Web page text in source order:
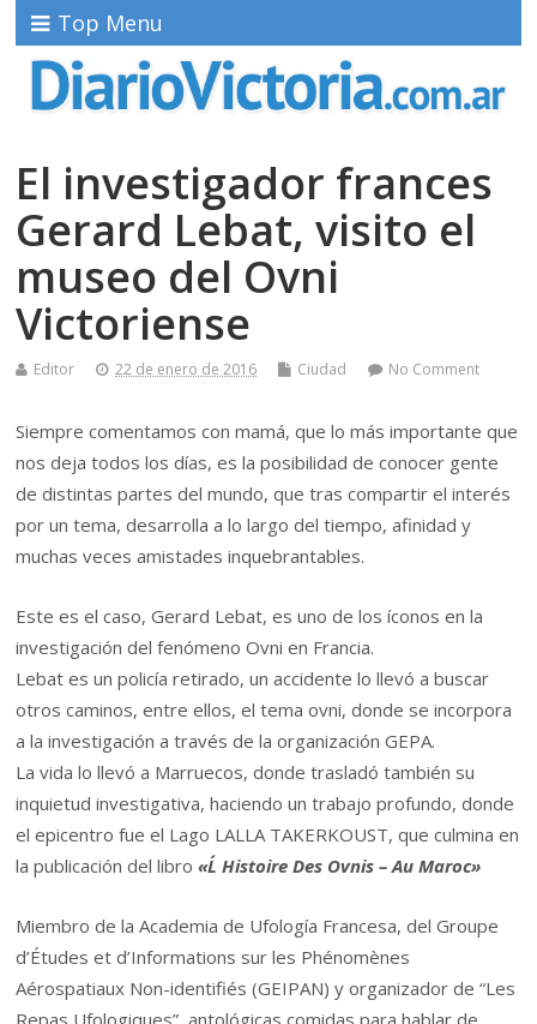
Top Menu
El investigador frances
Gerard Lebat, visito el
museo del Ovni
Victoriense
Editor 22 de enero de 2016 Ciudad No Comment
Siempre comentamos con mamá, que lo más importante que
nos deja todos los días, es la posibilidad de conocer gente
de distintas partes del mundo, que tras compartir el interés
por un tema, desarrolla a lo largo del tiempo, afinidad y
muchas veces amistades inquebrantables.
Este es el caso, Gerard Lebat, es uno de los íconos en la
investigación del fenómeno Ovni en Francia.
Lebat es un policía retirado, un accidente lo llevó a buscar
otros caminos, entre ellos, el tema ovni, donde se incorpora
a la investigación a través de la organización GEPA.
La vida lo llevó a Marruecos, donde trasladó también su
inquietud investigativa, haciendo un trabajo profundo, donde
el epicentro fue el Lago LALLA TAKERKOUST, que culmina en
la publicación del libro«L´ Histoire Des Ovnis – Au Maroc»
Miembro de la Academia de Ufología Francesa, del Groupe
d’Études et d’Informations sur les Phénomènes
Aérospatiaux Non-identifiés (GEIPAN) y organizador de “Les